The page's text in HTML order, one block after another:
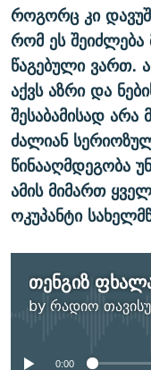
როგორც კი
რომ ეს შეიძლება
წაგებული ვართ.
აქვს აზრი და
შესაბამისად
ძალიან
წინააღმდეგობა
ამის მიმართ
ოკუპანტი
byრადიო No
0:00